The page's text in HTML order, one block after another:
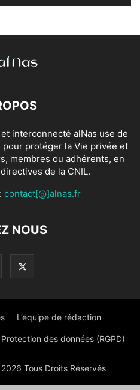
interconnecté alNas use de
protéger la Vie privée et
membres ou adhérents, en
de la CNIL.
contact[@]alnas.fr
NOUS
L’équipe de rédaction
Protection des données (RGPD)
Tous Droits Réservés